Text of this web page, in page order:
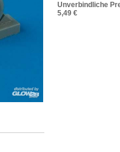
Unverbindliche
5,49 €